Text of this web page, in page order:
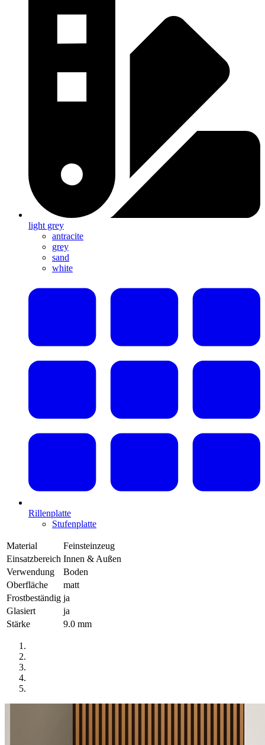
light grey
antracite
grey
sand
white
Rillenplatte
Stufenplatte
Material
Feinsteinzeug
Einsatzbereich Innen & Außen
Verwendung
Boden
Oberfläche
matt
Frostbeständig ja
Glasiert
ja
Stärke
9.0 mm